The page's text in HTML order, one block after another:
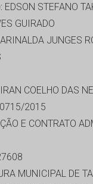
EDSON STEFANO
GUIRADO
JUNGES
COELHO DAS
2015
E CONTRATO
MUNICIPAL DE